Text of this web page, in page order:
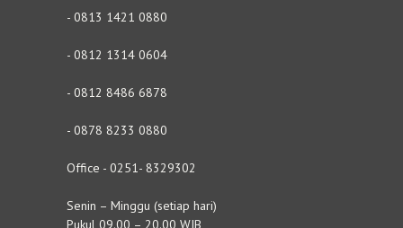
- 0813 1421 0880
- 0812 1314 0604
- 0812 8486 6878
- 0878 8233 0880
Office - 0251- 8329302
Senin – Minggu (setiap hari)
Pukul 09.00 – 20.00 WIB